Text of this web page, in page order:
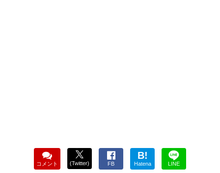
コメント (Twitter) FB
B!
Hatena LINE